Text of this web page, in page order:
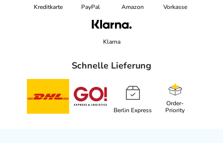
Kreditkarte PayPal Amazon Vorkasse
Klarna
Schnelle Lieferung
Berlin Express
Order-
Priority